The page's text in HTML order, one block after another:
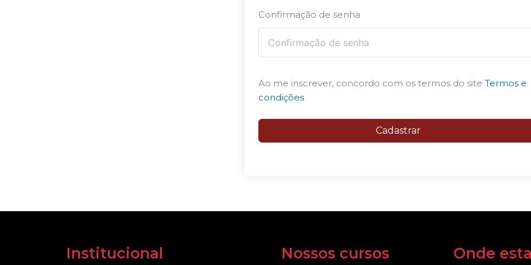
Confirmação de senha
Ao me inscrever, concordo com os termos do site Termos e
condições
Cadastrar
Institucional Nossos cursos Onde